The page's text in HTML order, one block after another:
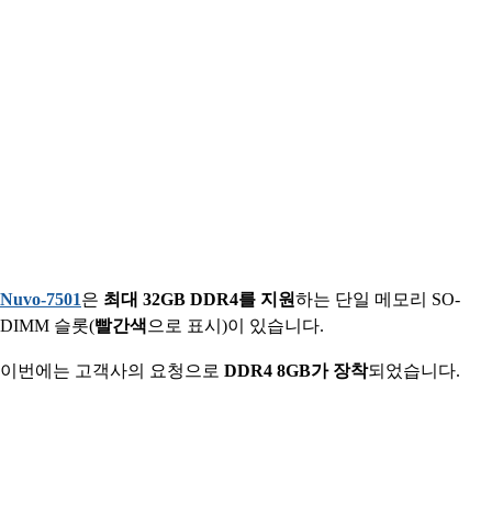
Nuvo-7501은 최대 32GB DDR4를 지원하는 단일 메모리 SO-
DIMM 슬롯(빨간색으로 표시)이 있습니다.
이번에는 고객사의 요청으로 DDR4 8GB가 장착되었습니다.